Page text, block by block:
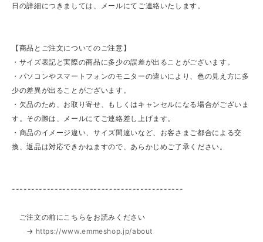
日の詳細につきましては、メールにてご連絡いたします。
【商品とご注文についてのご注意】
・サイズ表記と実際の商品に多少の誤差が出ることがございます。
・パソコンやスマートフォンのモニターの違いにより、色の見え方に多
少の差異が出ることがございます。
・欠品のため、お取り寄せ、もしくはキャンセルになる場合がございま
す。その際は、メールにてご連絡差し上げます。
・商品のイメージ違い、サイズ間違いなど、お客さまご都合による交
換、返品は対応できかねますので、あらかじめご了承ください。
--------------------------------------------
ご注文の前にこちらをお読みください
→ https://www.emmeshop.jp/about